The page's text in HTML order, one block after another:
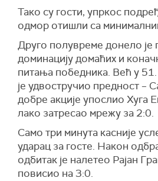
Тако су гости, упркос
одмор отишли са
Друго полувреме донело је
доминацију домаћих и
питања победника. Већ у
је удвостручио предност –
добре акције упослио Хуга
лако затресао мрежу за 2:0.
Само три минута касније
ударац за госте. Након
одбитак је налетео Рајан
повисио на 3:0.